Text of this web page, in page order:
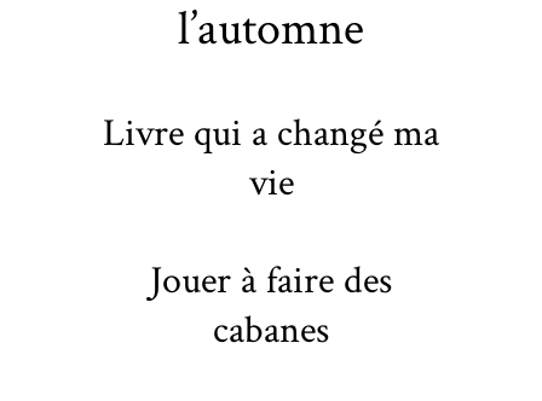
l’automne
Livre qui a changé ma
vie
Jouer à faire des
cabanes